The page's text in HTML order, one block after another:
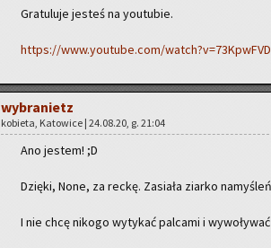
Gra­tu­lu­je je­steś na youtu­bie.
https://www.youtube.com/
wy­bra­nietz
ko­bie­ta, Ka­to­wi­ce | 24.08.20, g. 21:04
Ano je­stem! ;D
Dzię­ki, None, za reckę. Za­sia­ła ziar­ko
I nie chcę ni­ko­go wy­ty­kać pal­ca­mi i